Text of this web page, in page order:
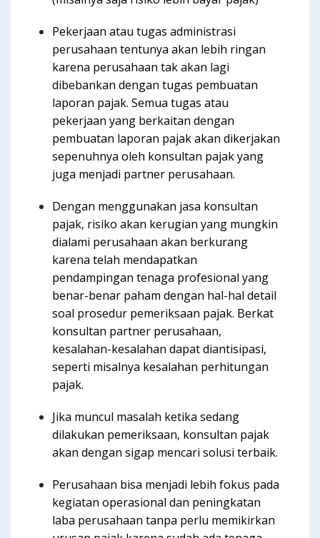
Pekerjaan atau tugas administrasi
perusahaan tentunya akan lebih ringan
karena perusahaan tak akan lagi
dibebankan dengan tugas pembuatan
laporan pajak. Semua tugas atau
pekerjaan yang berkaitan dengan
pembuatan laporan pajak akan dikerjakan
sepenuhnya oleh konsultan pajak yang
juga menjadi partner perusahaan.
Dengan menggunakan jasa konsultan
pajak, risiko akan kerugian yang mungkin
dialami perusahaan akan berkurang
karena telah mendapatkan
pendampingan tenaga profesional yang
benar-benar paham dengan hal-hal detail
soal prosedur pemeriksaan pajak. Berkat
konsultan partner perusahaan,
kesalahan-kesalahan dapat diantisipasi,
seperti misalnya kesalahan perhitungan
pajak.
Jika muncul masalah ketika sedang
dilakukan pemeriksaan, konsultan pajak
akan dengan sigap mencari solusi terbaik.
Perusahaan bisa menjadi lebih fokus pada
kegiatan operasional dan peningkatan
laba perusahaan tanpa perlu memikirkan